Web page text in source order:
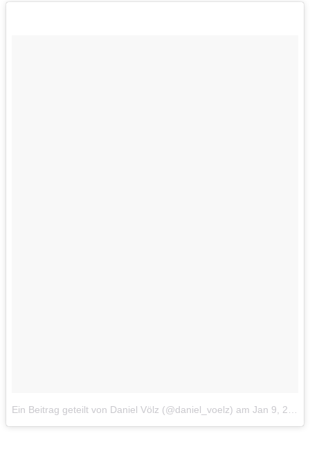
Ein Beitrag geteilt von Daniel Völz (@daniel_voelz) am Jan 9, 2018 um 2:50 PST